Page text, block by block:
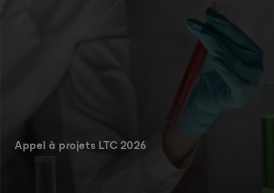
Appel à projets LTC 2026